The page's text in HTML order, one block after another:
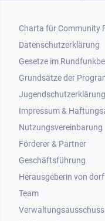
Footer 1
Charta für Community
Datenschutzerklärung
Gesetze im
Grundsätze der
Jugendschutzerklärung
Impressum &
Nutzungsvereinbarung
Footer 2
Förderer & Partner
Geschäftsführung
Herausgeberin von dorf
Team
Verwaltungsausschuss